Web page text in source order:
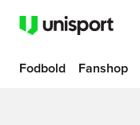
Fodbold Fanshop